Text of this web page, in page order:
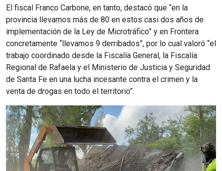
El fiscal Franco Carbone, en tanto, destacó que “en la
provincia llevamos más de 80 en estos casi dos años de
implementación de la Ley de Microtráfico” y en Frontera
concretamente “llevamos 9 derribados”, por lo cual valoró “el
trabajo coordinado desde la Fiscalía General, la Fiscalía
Regional de Rafaela y el Ministerio de Justicia y Seguridad
de Santa Fe en una lucha incesante contra el crimen y la
venta de drogas en todo el territorio”.